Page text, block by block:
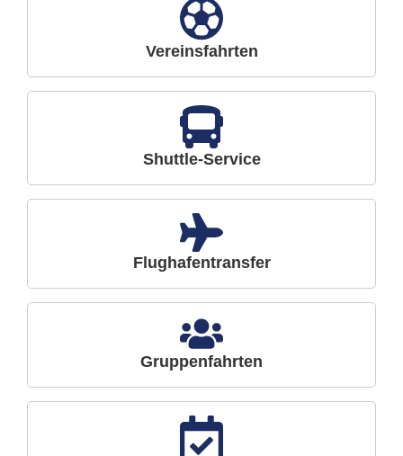
Vereinsfahrten
Shuttle-Service
Flughafentransfer
Gruppenfahrten